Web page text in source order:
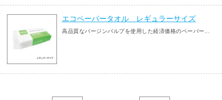
エコペーパータオル レギュラーサイズ
高品質なバージンパルプを使用した経済価格のペーパー...